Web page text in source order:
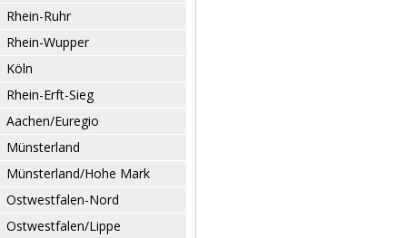
Rhein-Ruhr
Rhein-Wupper
Köln
Rhein-Erft-Sieg
Aachen/Euregio
Münsterland
Münsterland/Hohe Mark
Ostwestfalen-Nord
Ostwestfalen/Lippe